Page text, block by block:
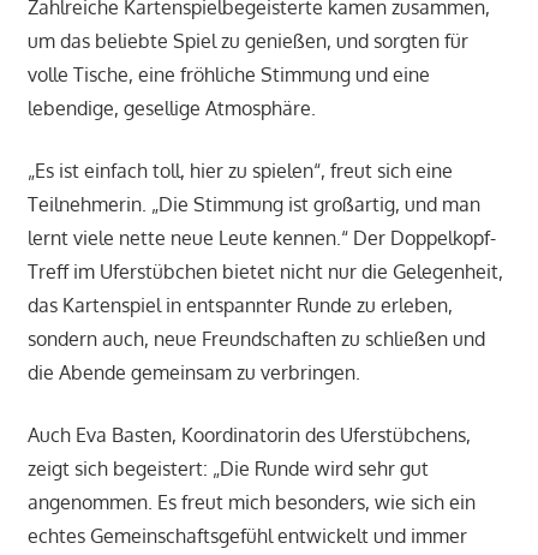
Zahlreiche Kartenspielbegeisterte kamen zusammen,
um das beliebte Spiel zu genießen, und sorgten für
volle Tische, eine fröhliche Stimmung und eine
lebendige, gesellige Atmosphäre.
„Es ist einfach toll, hier zu spielen“, freut sich eine
Teilnehmerin. „Die Stimmung ist großartig, und man
lernt viele nette neue Leute kennen.“ Der Doppelkopf-
Treff im Uferstübchen bietet nicht nur die Gelegenheit,
das Kartenspiel in entspannter Runde zu erleben,
sondern auch, neue Freundschaften zu schließen und
die Abende gemeinsam zu verbringen.
Auch Eva Basten, Koordinatorin des Uferstübchens,
zeigt sich begeistert: „Die Runde wird sehr gut
angenommen. Es freut mich besonders, wie sich ein
echtes Gemeinschaftsgefühl entwickelt und immer